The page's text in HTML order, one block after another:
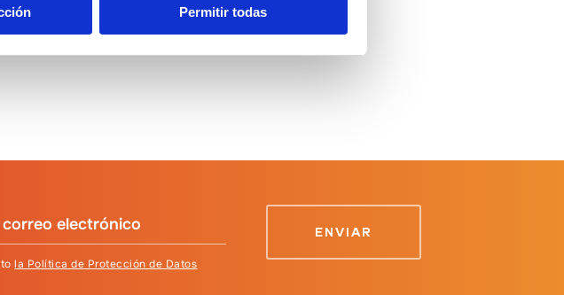
Permitir todas
la Política de Protección de Datos